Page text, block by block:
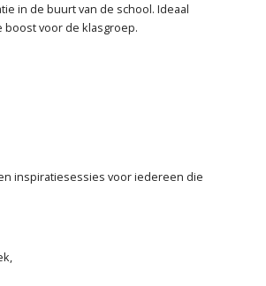
in de buurt van de school. Ideaal
voor de klasgroep.
inspiratiesessies voor iedereen die